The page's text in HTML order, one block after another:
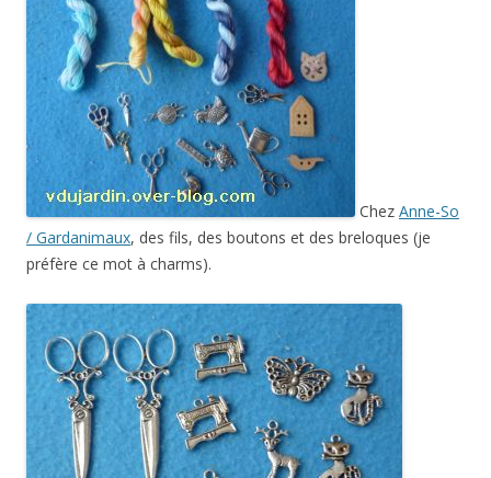
Chez Anne-So
/ Gardanimaux, des fils, des boutons et des breloques (je
préfère ce mot à charms).